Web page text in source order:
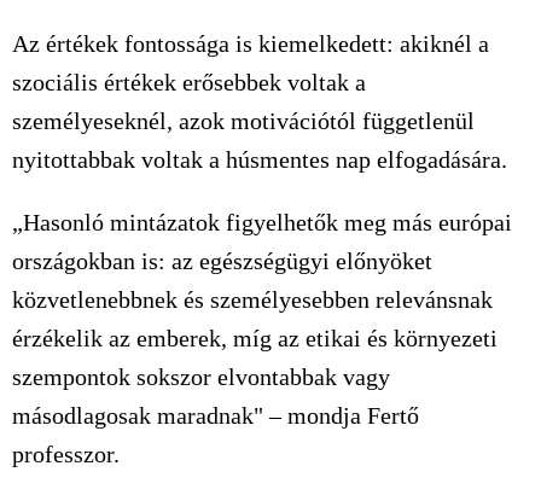
Az értékek fontossága is kiemelkedett: akiknél a
szociális értékek erősebbek voltak a
személyeseknél, azok motivációtól függetlenül
nyitottabbak voltak a húsmentes nap elfogadására.
„Hasonló mintázatok figyelhetők meg más európai
országokban is: az egészségügyi előnyöket
közvetlenebbnek és személyesebben relevánsnak
érzékelik az emberek, míg az etikai és környezeti
szempontok sokszor elvontabbak vagy
másodlagosak maradnak" – mondja Fertő
professzor.